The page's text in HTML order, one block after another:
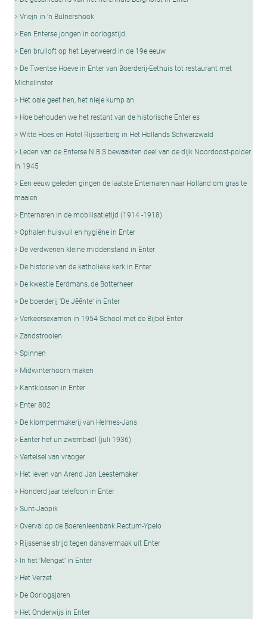
Vriejn in ’n Bulnershook
Een Enterse jongen in oorlogstijd
Een bruiloft op het Leyerweerd in de 19e eeuw
De Twentse Hoeve in Enter van Boerderij-Eethuis tot restaurant met
Michelinster
Het oale geet hen, het nieje kump an
Hoe behouden we het restant van de historische Enter es
Witte Hoes en Hotel Rijsserberg in Het Hollands Schwarzwald
Leden van de Enterse N.B.S bewaakten deel van de dijk Noordoost-polder
in 1945
Een eeuw geleden gingen de laatste Enternaren naar Holland om gras te
maaien
Enternaren in de mobilisatietijd (1914 -1918)
Ophalen huisvuil en hygiëne in Enter
De verdwenen kleine middenstand in Enter
De historie van de katholieke kerk in Enter
De kwestie Eerdmans, de Botterheer
De boerderij ‘De Jêênte’ in Enter
Verkeersexamen in 1954 School met de Bijbel Enter
Zandstrooien
Spinnen
Midwinterhoorn maken
Kantklossen in Enter
Enter 802
De klompenmakerij van Helmes-Jans
Eanter hef un zwembad! (juli 1936)
Vertelsel van vraoger
Het leven van Arend Jan Leestemaker
Honderd jaar telefoon in Enter
Sunt-Jaopik
Overval op de Boerenleenbank Rectum-Ypelo
Rijssense strijd tegen dansvermaak uit Enter
In het ‘Mengat’ in Enter
Het Verzet
De Oorlogsjaren
Het Onderwijs in Enter